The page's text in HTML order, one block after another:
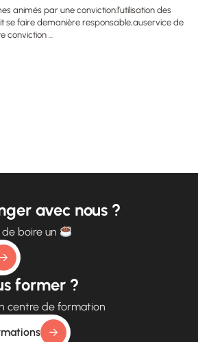
animés par une conviction:l’utilisation des
se faire demanière responsable,auservice de
conviction ...
avec nous ?
boire un
former ?
centre de formation